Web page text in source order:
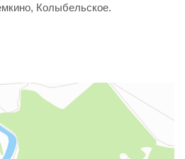
Колыбельское.